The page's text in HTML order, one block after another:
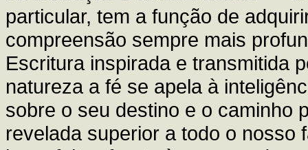
particular, tem a função de
compreensão sempre mais
Escritura inspirada e transmitida
natureza a fé se apela à
sobre o seu destino e o caminho
revelada superior a todo o nosso